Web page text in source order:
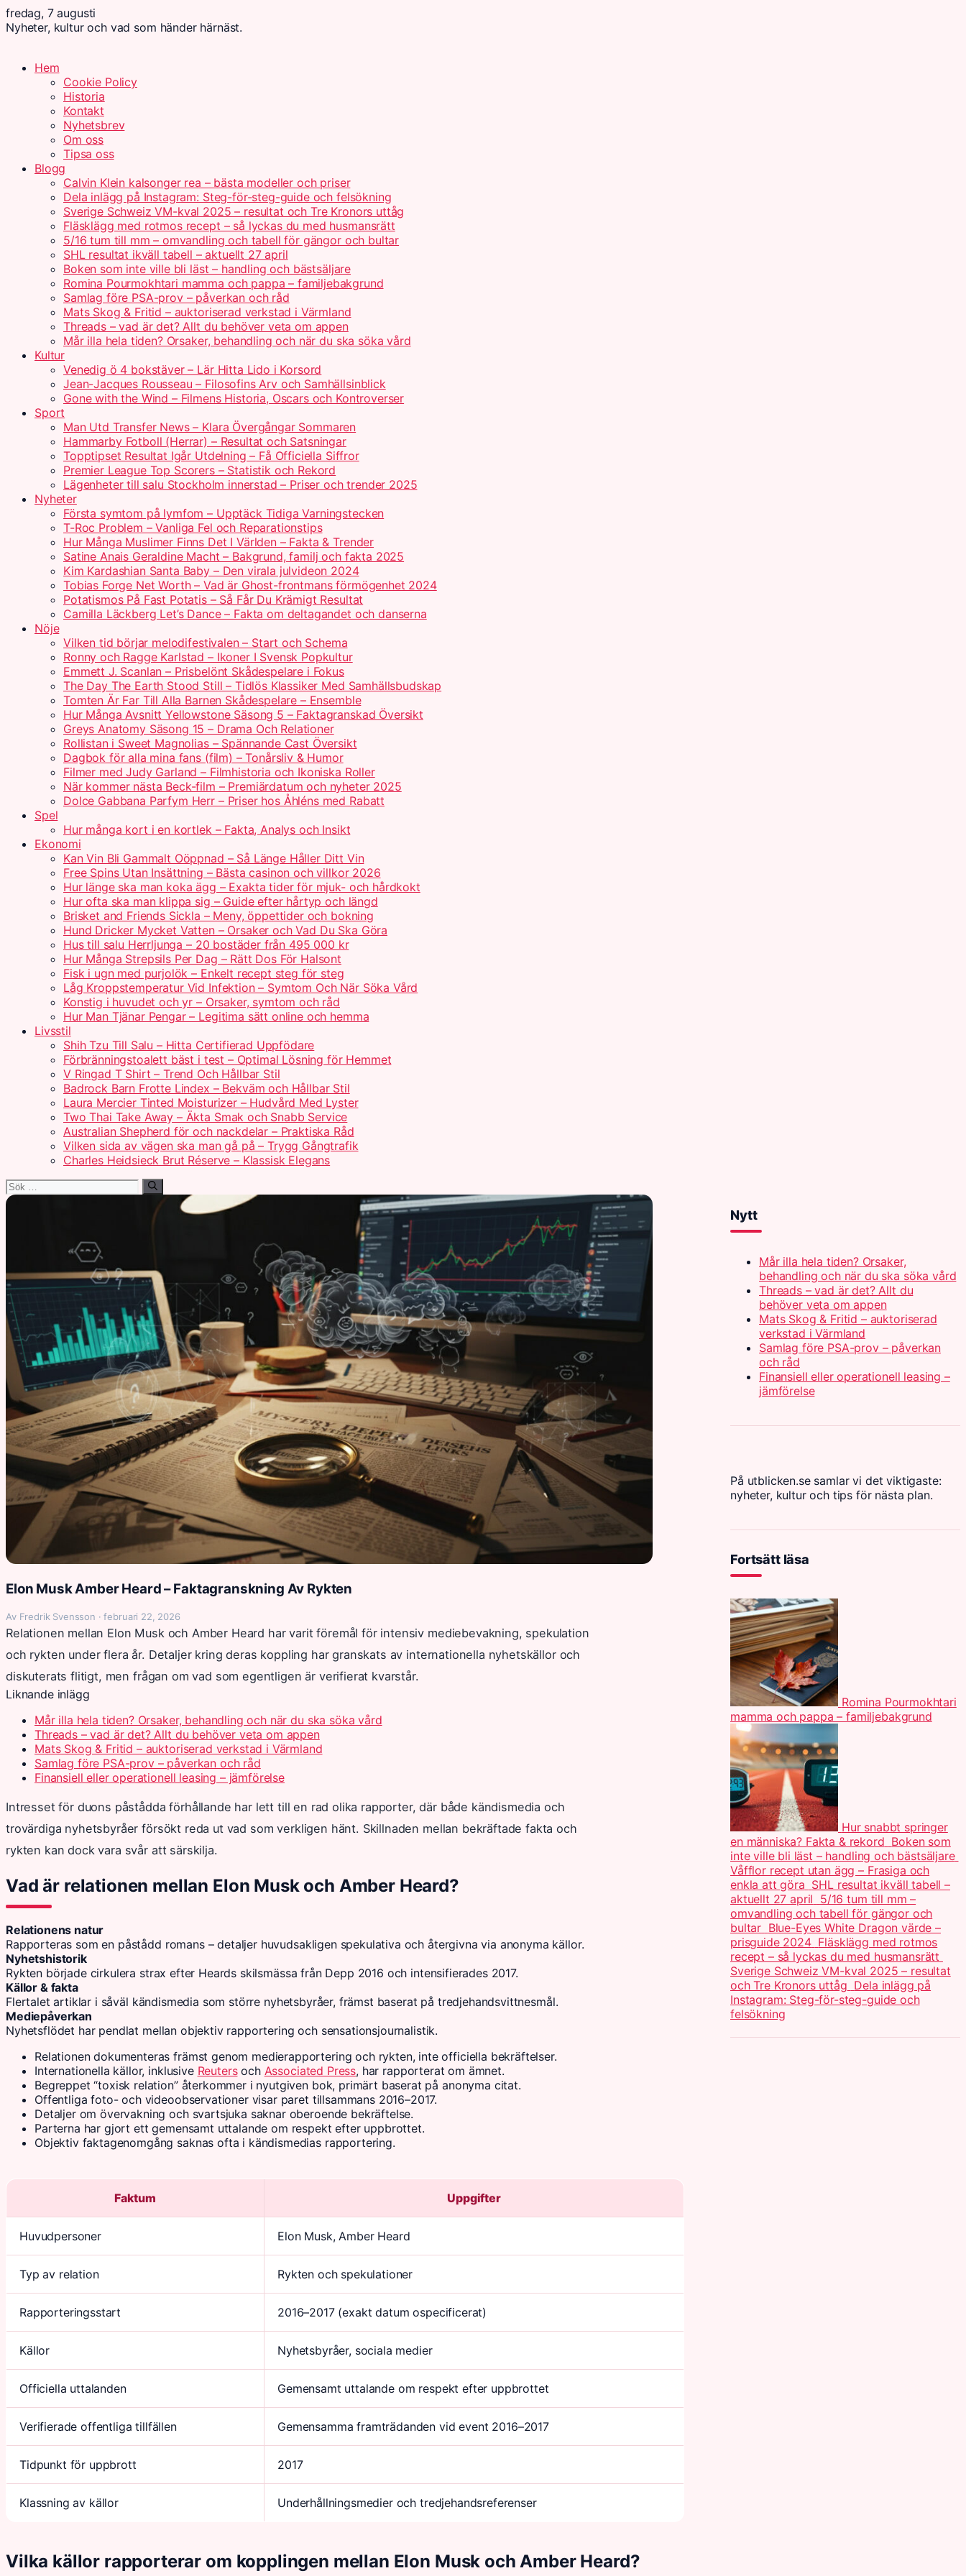
fredag, 7 augusti
Nyheter, kultur och vad som händer härnäst.
Hem
Cookie Policy
Historia
Kontakt
Nyhetsbrev
Om oss
Tipsa oss
Blogg
Calvin Klein kalsonger rea – bästa modeller och priser
Dela inlägg på Instagram: Steg-för-steg-guide och felsökning
Sverige Schweiz VM-kval 2025 – resultat och Tre Kronors uttåg
Fläsklägg med rotmos recept – så lyckas du med husmansrätt
5/16 tum till mm – omvandling och tabell för gängor och bultar
SHL resultat ikväll tabell – aktuellt 27 april
Boken som inte ville bli läst – handling och bästsäljare
Romina Pourmokhtari mamma och pappa – familjebakgrund
Samlag före PSA-prov – påverkan och råd
Mats Skog & Fritid – auktoriserad verkstad i Värmland
Threads – vad är det? Allt du behöver veta om appen
Mår illa hela tiden? Orsaker, behandling och när du ska söka vård
Kultur
Venedig ö 4 bokstäver – Lär Hitta Lido i Korsord
Jean-Jacques Rousseau – Filosofins Arv och Samhällsinblick
Gone with the Wind – Filmens Historia, Oscars och Kontroverser
Sport
Man Utd Transfer News – Klara Övergångar Sommaren
Hammarby Fotboll (Herrar) – Resultat och Satsningar
Topptipset Resultat Igår Utdelning – Få Officiella Siffror
Premier League Top Scorers – Statistik och Rekord
Lägenheter till salu Stockholm innerstad – Priser och trender 2025
Nyheter
Första symtom på lymfom – Upptäck Tidiga Varningstecken
T-Roc Problem – Vanliga Fel och Reparationstips
Hur Många Muslimer Finns Det I Världen – Fakta & Trender
Satine Anais Geraldine Macht – Bakgrund, familj och fakta 2025
Kim Kardashian Santa Baby – Den virala julvideon 2024
Tobias Forge Net Worth – Vad är Ghost-frontmans förmögenhet 2024
Potatismos På Fast Potatis – Så Får Du Krämigt Resultat
Camilla Läckberg Let’s Dance – Fakta om deltagandet och danserna
Nöje
Vilken tid börjar melodifestivalen – Start och Schema
Ronny och Ragge Karlstad – Ikoner I Svensk Popkultur
Emmett J. Scanlan – Prisbelönt Skådespelare i Fokus
The Day The Earth Stood Still – Tidlös Klassiker Med Samhällsbudskap
Tomten Är Far Till Alla Barnen Skådespelare – Ensemble
Hur Många Avsnitt Yellowstone Säsong 5 – Faktagranskad Översikt
Greys Anatomy Säsong 15 – Drama Och Relationer
Rollistan i Sweet Magnolias – Spännande Cast Översikt
Dagbok för alla mina fans (film) – Tonårsliv & Humor
Filmer med Judy Garland – Filmhistoria och Ikoniska Roller
När kommer nästa Beck-film – Premiärdatum och nyheter 2025
Dolce Gabbana Parfym Herr – Priser hos Åhléns med Rabatt
Spel
Hur många kort i en kortlek – Fakta, Analys och Insikt
Ekonomi
Kan Vin Bli Gammalt Oöppnad – Så Länge Håller Ditt Vin
Free Spins Utan Insättning – Bästa casinon och villkor 2026
Hur länge ska man koka ägg – Exakta tider för mjuk- och hårdkokt
Hur ofta ska man klippa sig – Guide efter hårtyp och längd
Brisket and Friends Sickla – Meny, öppettider och bokning
Hund Dricker Mycket Vatten – Orsaker och Vad Du Ska Göra
Hus till salu Herrljunga – 20 bostäder från 495 000 kr
Hur Många Strepsils Per Dag – Rätt Dos För Halsont
Fisk i ugn med purjolök – Enkelt recept steg för steg
Låg Kroppstemperatur Vid Infektion – Symtom Och När Söka Vård
Konstig i huvudet och yr – Orsaker, symtom och råd
Hur Man Tjänar Pengar – Legitima sätt online och hemma
Livsstil
Shih Tzu Till Salu – Hitta Certifierad Uppfödare
Förbränningstoalett bäst i test – Optimal Lösning för Hemmet
V Ringad T Shirt – Trend Och Hållbar Stil
Badrock Barn Frotte Lindex – Bekväm och Hållbar Stil
Laura Mercier Tinted Moisturizer – Hudvård Med Lyster
Two Thai Take Away – Äkta Smak och Snabb Service
Australian Shepherd för och nackdelar – Praktiska Råd
Vilken sida av vägen ska man gå på – Trygg Gångtrafik
Charles Heidsieck Brut Réserve – Klassisk Elegans
Sök
efter:
Elon Musk Amber Heard – Faktagranskning Av Rykten
Av Fredrik Svensson · februari 22, 2026
Relationen mellan Elon Musk och Amber Heard har varit föremål för intensiv mediebevakning, spekulation
och rykten under flera år. Detaljer kring deras koppling har granskats av internationella nyhetskällor och
diskuterats flitigt, men frågan om vad som egentligen är verifierat kvarstår.
Liknande inlägg
Mår illa hela tiden? Orsaker, behandling och när du ska söka vård
Threads – vad är det? Allt du behöver veta om appen
Mats Skog & Fritid – auktoriserad verkstad i Värmland
Samlag före PSA-prov – påverkan och råd
Finansiell eller operationell leasing – jämförelse
Intresset för duons påstådda förhållande har lett till en rad olika rapporter, där både kändismedia och
trovärdiga nyhetsbyråer försökt reda ut vad som verkligen hänt. Skillnaden mellan bekräftade fakta och
rykten kan dock vara svår att särskilja.
Vad är relationen mellan Elon Musk och Amber Heard?
Relationens natur
Rapporteras som en påstådd romans – detaljer huvudsakligen spekulativa och återgivna via anonyma källor.
Nyhetshistorik
Rykten började cirkulera strax efter Heards skilsmässa från Depp 2016 och intensifierades 2017.
Källor & fakta
Flertalet artiklar i såväl kändismedia som större nyhetsbyråer, främst baserat på tredjehandsvittnesmål.
Mediepåverkan
Nyhetsflödet har pendlat mellan objektiv rapportering och sensationsjournalistik.
Relationen dokumenteras främst genom medierapportering och rykten, inte officiella bekräftelser.
Internationella källor, inklusive Reutersoch Associated Press, har rapporterat om ämnet.
Begreppet “toxisk relation” återkommer i nyutgiven bok, primärt baserat på anonyma citat.
Offentliga foto- och videoobservationer visar paret tillsammans 2016–2017.
Detaljer om övervakning och svartsjuka saknar oberoende bekräftelse.
Parterna har gjort ett gemensamt uttalande om respekt efter uppbrottet.
Objektiv faktagenomgång saknas ofta i kändismedias rapportering.
Faktum Uppgifter
Huvudpersoner Elon Musk, Amber Heard
Typ av relation Rykten och spekulationer
Rapporteringsstart 2016–2017 (exakt datum ospecificerat)
Källor Nyhetsbyråer, sociala medier
Officiella uttalanden Gemensamt uttalande om respekt efter uppbrottet
Verifierade offentliga tillfällen Gemensamma framträdanden vid event 2016–2017
Tidpunkt för uppbrott 2017
Klassning av källor Underhållningsmedier och tredjehandsreferenser
Vilka källor rapporterar om kopplingen mellan Elon Musk och Amber Heard?
Nytt
Mår illa hela tiden? Orsaker,
behandling och när du ska söka vård
Threads – vad är det? Allt du
behöver veta om appen
Mats Skog & Fritid – auktoriserad
verkstad i Värmland
Samlag före PSA-prov – påverkan
och råd
Finansiell eller operationell leasing –
jämförelse
På utblicken.se samlar vi det viktigaste:
nyheter, kultur och tips för nästa plan.
Fortsätt läsa
Romina Pourmokhtari
mamma och pappa – familjebakgrund
Hur snabbt springer
en människa? Fakta & rekord Boken som
inte ville bli läst – handling och bästsäljare
Våfflor recept utan ägg – Frasiga och
enkla att göra SHL resultat ikväll tabell –
aktuellt 27 april 5/16 tum till mm –
omvandling och tabell för gängor och
bultar Blue-Eyes White Dragon värde –
prisguide 2024 Fläsklägg med rotmos
recept – så lyckas du med husmansrätt
Sverige Schweiz VM-kval 2025 – resultat
och Tre Kronors uttåg Dela inlägg på
Instagram: Steg-för-steg-guide och
felsökning